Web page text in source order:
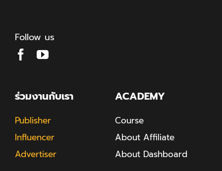
Follow us
ร่วมงานกับเรา
Publisher
Influencer
Advertiser
ACADEMY
Course
About Affiliate
About Dashboard